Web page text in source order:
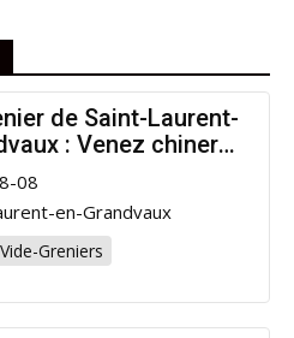
de Saint-Laurent-
: Venez chiner
cause !
08
en-Grandvaux
Greniers